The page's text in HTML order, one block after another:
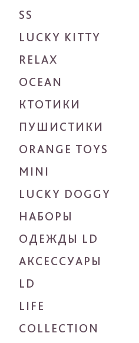
SS
LUCKY KITTY
RELAX
OCEAN
КТОТИКИ
ПУШИСТИКИ
ORANGE TOYS
MINI
LUCKY DOGGY
НАБОРЫ
ОДЕЖДЫ LD
АКСЕССУАРЫ
LD
LIFE
COLLECTION